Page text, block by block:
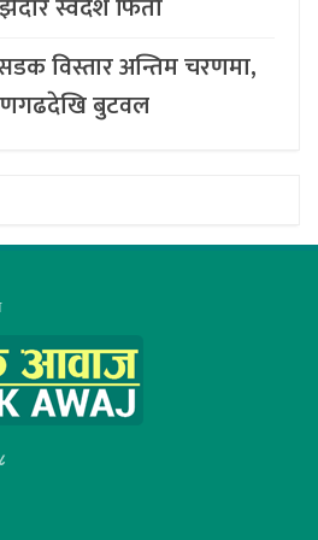
विस्तार अन्तिम चरणमा,
बुटवल